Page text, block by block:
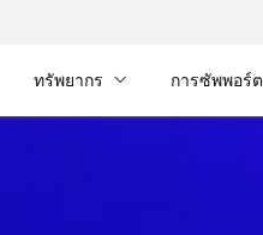
ทรัพยากร การซัพพอร์ต